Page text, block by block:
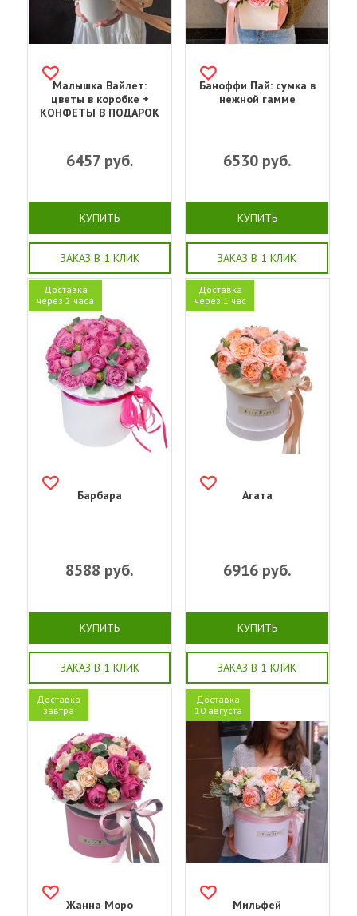
Малышка Вайлет:
цветы в коробке +
КОНФЕТЫ В ПОДАРОК
6457руб.
КУПИТЬ
ЗАКАЗ В 1 КЛИК
Баноффи Пай: сумка в
нежной гамме
6530руб.
КУПИТЬ
ЗАКАЗ В 1 КЛИК
Доставка
через 2 часа
Барбара
8588 руб.
КУПИТЬ
ЗАКАЗ В 1 КЛИК
Доставка
через 1 час
Агата
6916руб.
КУПИТЬ
ЗАКАЗ В 1 КЛИК
Доставка
завтра
Жанна Моро
Доставка
10 августа
Мильфей